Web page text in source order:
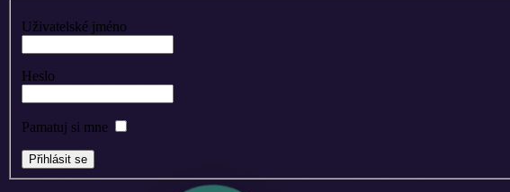
Uživatelské jméno
Heslo
Pamatuj si mne